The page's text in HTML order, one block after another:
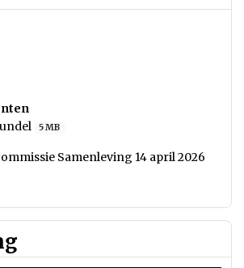
5 MB
Samenleving 14 april 2026